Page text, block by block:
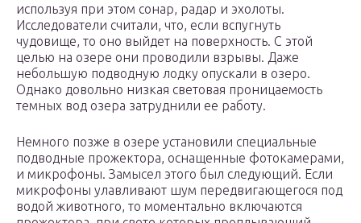
используя при этом сонар, радар и эхолоты.
Исследователи считали, что, если вспугнуть
чудовище, то оно выйдет на поверхность. С этой
целью на озере они проводили взрывы. Даже
небольшую подводную лодку опускали в озеро.
Однако довольно низкая световая проницаемость
темных вод озера затруднили ее работу.
Немного позже в озере установили специальные
подводные прожектора, оснащенные фотокамерами,
и микрофоны. Замысел этого был следующий. Если
микрофоны улавливают шум передвигающегося под
водой животного, то моментально включаются